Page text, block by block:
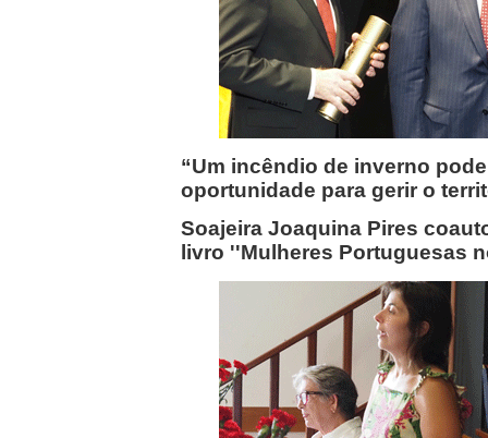
“Um incêndio de inverno
oportunidade para gerir o
Soajeira Joaquina Pires
livro ''Mulheres Portuguesas